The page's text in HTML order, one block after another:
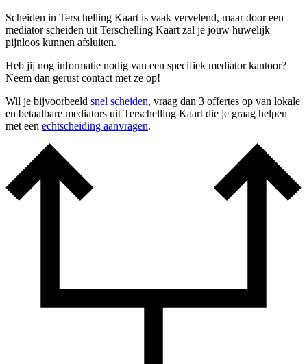
Scheiden in Terschelling Kaart is vaak vervelend, maar door een
mediator scheiden uit Terschelling Kaart zal je jouw huwelijk
pijnloos kunnen afsluiten.
Heb jij nog informatie nodig van een specifiek mediator kantoor?
Neem dan gerust contact met ze op!
Wil je bijvoorbeeld snel scheiden, vraag dan 3 offertes op van lokale
en betaalbare mediators uit Terschelling Kaart die je graag helpen
met een echtscheiding aanvragen.